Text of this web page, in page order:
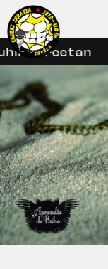
libreetan